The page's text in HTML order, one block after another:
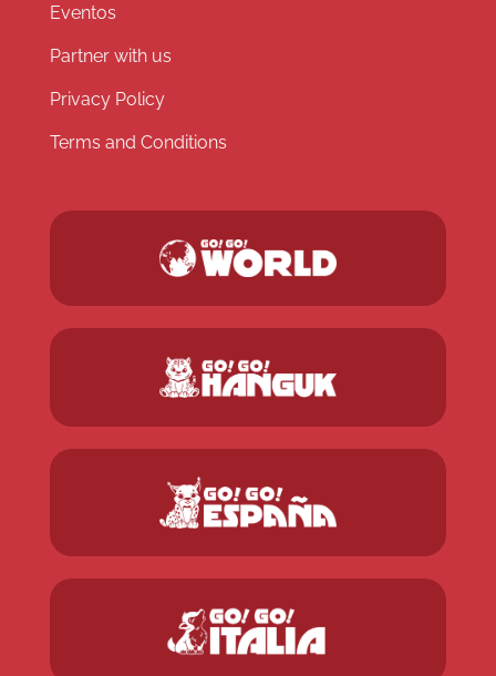
Eventos
Partner with us
Privacy Policy
Terms and Conditions